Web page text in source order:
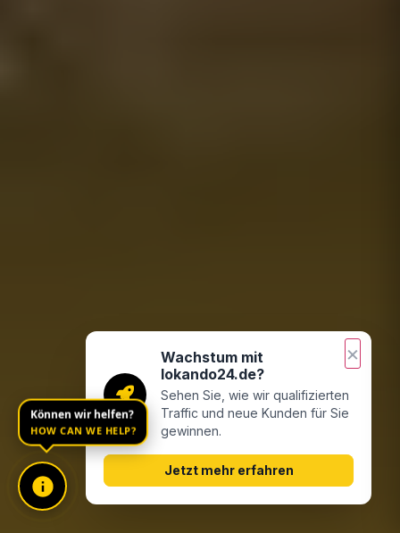
×
Wachstum mit
lokando24.de?
Sehen Sie, wie wir qualifizierten
Traffic und neue Kunden für Sie
gewinnen.
Jetzt mehr erfahren
Können wir helfen?
HOW CAN WE HELP?